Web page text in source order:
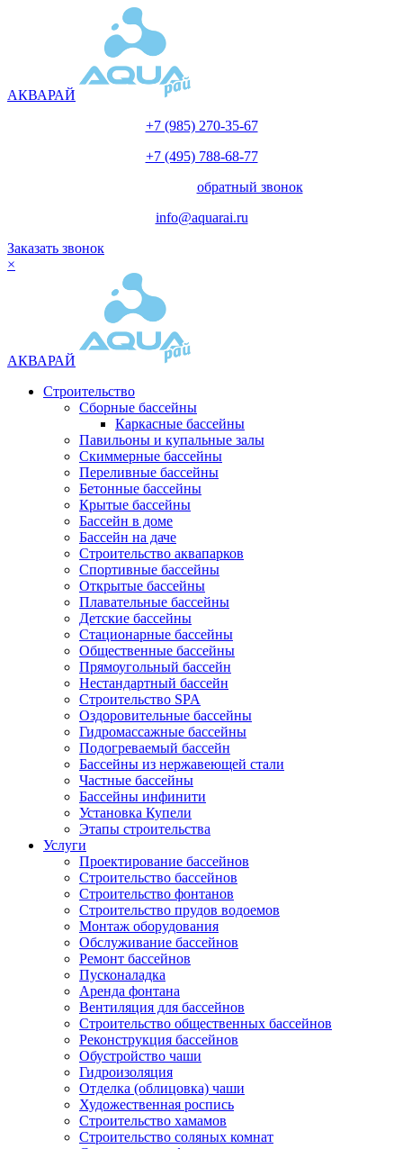
АКВАРАЙ
+7 (985) 270-35-67
+7 (495) 788-68-77
обратный звонок
info@aquarai.ru
Заказать звонок
×
АКВАРАЙ
Строительство
Сборные бассейны
Каркасные бассейны
Павильоны и купальные залы
Скиммерные бассейны
Переливные бассейны
Бетонные бассейны
Крытые бассейны
Бассейн в доме
Бассейн на даче
Строительство аквапарков
Спортивные бассейны
Открытые бассейны
Плавательные бассейны
Детские бассейны
Стационарные бассейны
Общественные бассейны
Прямоугольный бассейн
Нестандартный бассейн
Строительство SPA
Оздоровительные бассейны
Гидромассажные бассейны
Подогреваемый бассейн
Бассейны из нержавеющей стали
Частные бассейны
Бассейны инфинити
Установка Купели
Этапы строительства
Услуги
Проектирование бассейнов
Строительство бассейнов
Строительство фонтанов
Строительство прудов водоемов
Монтаж оборудования
Обслуживание бассейнов
Ремонт бассейнов
Пусконаладка
Аренда фонтана
Вентиляция для бассейнов
Строительство общественных бассейнов
Реконструкция бассейнов
Обустройство чаши
Гидроизоляция
Отделка (облицовка) чаши
Художественная роспись
Строительство хамамов
Строительство соляных комнат